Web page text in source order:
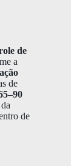
de
a
de
de